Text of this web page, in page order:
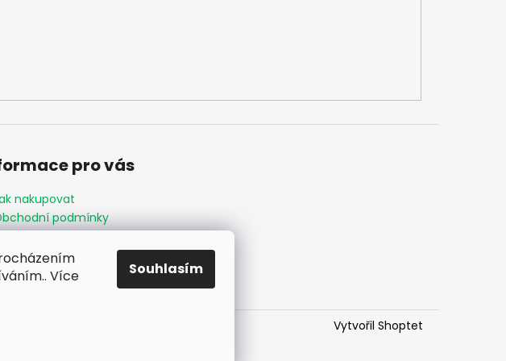
Více
Souhlasím
pro vás
nakupovat
podmínky
odstoupení od smlouvy
objednávka
Vytvořil Shoptet